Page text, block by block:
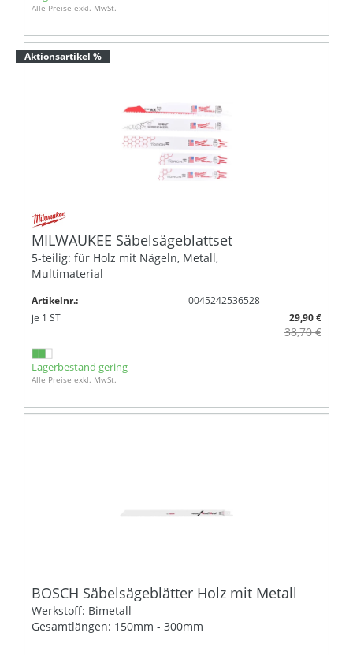
Alle Preise exkl. MwSt.
Aktionsartikel %
MILWAUKEE Säbelsägeblattset
5-teilig: für Holz mit Nägeln, Metall,
Multimaterial
Artikelnr.:
0045242536528
je 1 ST 29,90 €
38,70 €
Lagerbestand gering
Alle Preise exkl. MwSt.
BOSCH Säbelsägeblätter Holz mit Metall
Werkstoff: Bimetall
Gesamtlängen: 150mm - 300mm